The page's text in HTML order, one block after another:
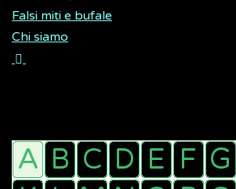
Falsi miti e bufale
Chi siamo